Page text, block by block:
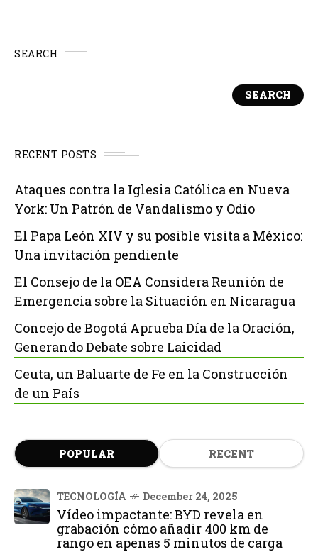
SEARCH
SEARCH
RECENT POSTS
Ataques contra la Iglesia Católica en Nueva
York: Un Patrón de Vandalismo y Odio
El Papa León XIV y su posible visita a México:
Una invitación pendiente
El Consejo de la OEA Considera Reunión de
Emergencia sobre la Situación en Nicaragua
Concejo de Bogotá Aprueba Día de la Oración,
Generando Debate sobre Laicidad
Ceuta, un Baluarte de Fe en la Construcción
de un País
POPULAR RECENT
TECNOLOGÍA December 24, 2025
Vídeo impactante: BYD revela en
grabación cómo añadir 400 km de
rango en apenas 5 minutos de carga